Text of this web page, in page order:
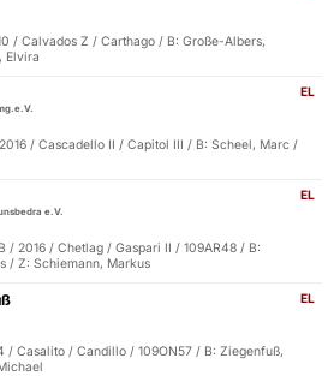
/ Calvados Z / Carthago / B: Große-Albers,
Elvira
EL
/ Cascadello II / Capitol III / B: Scheel, Marc /
EL
e.V.
/ 2016 / Chetlag / Gaspari II / 109AR48 / B:
/ Z: Schiemann, Markus
EL
/ Casalito / Candillo / 109ON57 / B: Ziegenfuß,